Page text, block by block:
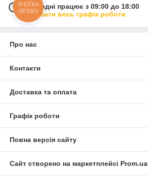
Сьогодні працює з 09:00 до 18:00
Показати весь графік роботи
Про нас
Контакти
Доставка та оплата
Графік роботи
Повна версія сайту
Сайт створено на маркетплейсі Prom.ua
КНОПКА
ЗВ'ЯЗКУ